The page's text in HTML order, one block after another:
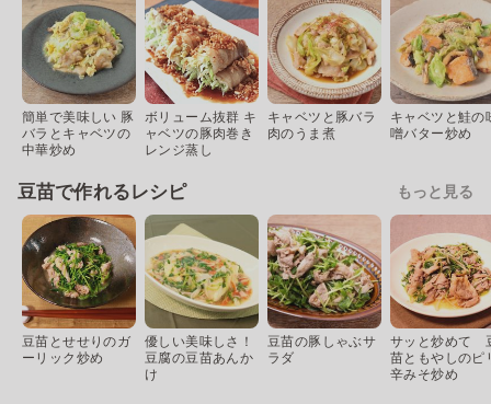
簡単で美味しい 豚
バラとキャベツの
中華炒め
ボリューム抜群 キ
ャベツの豚肉巻き
レンジ蒸し
キャベツと豚バラ
肉のうま煮
キャベツと鮭の
噌バター炒め
豆苗で作れるレシピ もっと見る
豆苗とせせりのガ
ーリック炒め
優しい美味しさ！
豆腐の豆苗あんか
け
豆苗の豚しゃぶサ
ラダ
サッと炒めて
苗ともやしのピ
辛みそ炒め